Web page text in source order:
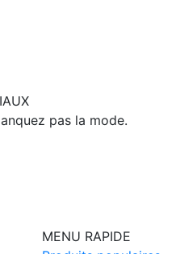
pas la mode.
MENU RAPIDE